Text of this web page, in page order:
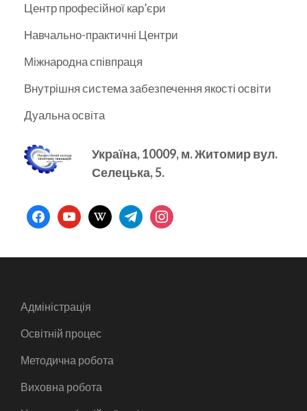
Центр професійної кар’єри
Навчально-практичні Центри
Міжнародна співпраця
Внутрішня система забезпечення якості освіти
Дуальна освіта
Україна, 10009, м.Житомир вул.
Селецька, 5.
facebookyoutubewikipediatelegraminstagram
Адміністрація
Освітній процес
Методична робота
Виховна робота